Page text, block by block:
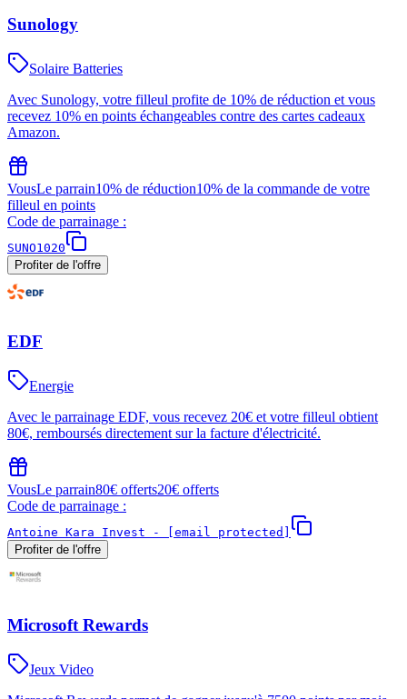
Sunology
Solaire Batteries
Avec Sunology, votre filleul profite de 10% de réduction et vous
recevez 10% en points échangeables contre des cartes cadeaux
Amazon.
VousLe parrain10% de réduction10% de la commande de votre
filleul en points
Code de parrainage :
SUNO1020
Profiter de l'offre
EDF
Energie
Avec le parrainage EDF, vous recevez 20€ et votre filleul obtient
80€, remboursés directement sur la facture d'électricité.
VousLe parrain80€ offerts20€ offerts
Code de parrainage :
Antoine Kara Invest -
[email protected]
Profiter de l'offre
Microsoft Rewards
Jeux Video